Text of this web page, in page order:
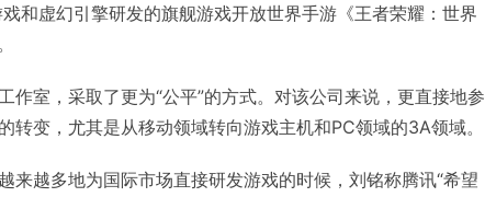
和虚幻引擎研发的旗舰游戏开放世界手游《王者荣耀：世界
作室，采取了更为“公平”的方式。对该公司来说，更直接地参
转变，尤其是从移动领域转向游戏主机和PC领域的3A领域。
来越多地为国际市场直接研发游戏的时候，刘铭称腾讯“希望